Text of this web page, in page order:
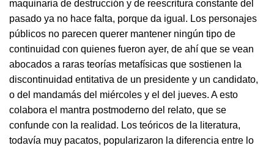
maquinaria de destrucción y de reescritura constante del
pasado ya no hace falta, porque da igual. Los personajes
públicos no parecen querer mantener ningún tipo de
continuidad con quienes fueron ayer, de ahí que se vean
abocados a raras teorías metafísicas que sostienen la
discontinuidad entitativa de un presidente y un candidato,
o del mandamás del miércoles y el del jueves. A esto
colabora el mantra postmoderno del relato, que se
confunde con la realidad. Los teóricos de la literatura,
todavía muy pacatos, popularizaron la diferencia entre lo